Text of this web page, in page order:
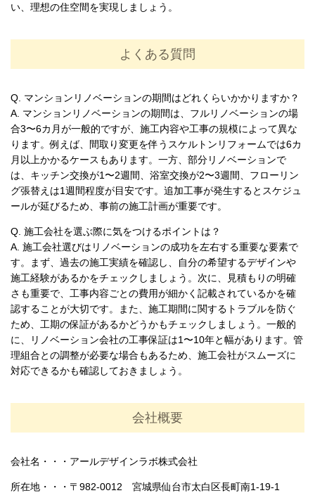
い、理想の住空間を実現しましょう。
よくある質問
Q. マンションリノベーションの期間はどれくらいかかりますか？
A. マンションリノベーションの期間は、フルリノベーションの場
合3〜6カ月が一般的ですが、施工内容や工事の規模によって異な
ります。例えば、間取り変更を伴うスケルトンリフォームでは6カ
月以上かかるケースもあります。一方、部分リノベーションで
は、キッチン交換が1〜2週間、浴室交換が2〜3週間、フローリン
グ張替えは1週間程度が目安です。追加工事が発生するとスケジュ
ールが延びるため、事前の施工計画が重要です。
Q. 施工会社を選ぶ際に気をつけるポイントは？
A. 施工会社選びはリノベーションの成功を左右する重要な要素で
す。まず、過去の施工実績を確認し、自分の希望するデザインや
施工経験があるかをチェックしましょう。次に、見積もりの明確
さも重要で、工事内容ごとの費用が細かく記載されているかを確
認することが大切です。また、施工期間に関するトラブルを防ぐ
ため、工期の保証があるかどうかもチェックしましょう。一般的
に、リノベーション会社の工事保証は1〜10年と幅があります。管
理組合との調整が必要な場合もあるため、施工会社がスムーズに
対応できるかも確認しておきましょう。
会社概要
会社名・・・アールデザインラボ株式会社
所在地・・・〒982-0012 宮城県仙台市太白区長町南1-19-1